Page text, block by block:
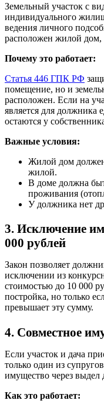
Земельный участок с
индивидуального
ведения личного
расположен жилой дом,
Почему это работает:
Статья 446 ГПК РФ
помещение, но и
расположен. Если на
является для должника
остаются у
Важные условия:
Жилой дом
жилой.
В доме должна
проживания
У должника нет
3. Исключение
000 рублей
Закон позволяет
исключении из
стоимостью до 10 000
постройка, но только
превышает эту сумму.
4. Совместное
Если участок и дача
только один из
имущество через выдел
Как это работает: